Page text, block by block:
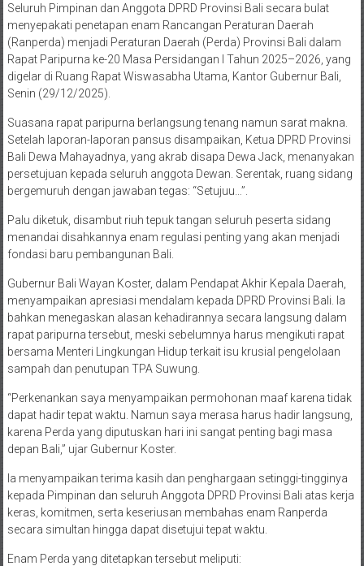
Seluruh Pimpinan dan Anggota DPRD Provinsi Bali secara bulat
menyepakati penetapan enam Rancangan Peraturan Daerah
(Ranperda) menjadi Peraturan Daerah (Perda) Provinsi Bali dalam
Rapat Paripurna ke-20 Masa Persidangan I Tahun 2025–2026, yang
digelar di Ruang Rapat Wiswasabha Utama, Kantor Gubernur Bali,
Senin (29/12/2025).
Suasana rapat paripurna berlangsung tenang namun sarat makna.
Setelah laporan-laporan pansus disampaikan, Ketua DPRD Provinsi
Bali Dewa Mahayadnya, yang akrab disapa Dewa Jack, menanyakan
persetujuan kepada seluruh anggota Dewan. Serentak, ruang sidang
bergemuruh dengan jawaban tegas: “Setujuu…”.
Palu diketuk, disambut riuh tepuk tangan seluruh peserta sidang
menandai disahkannya enam regulasi penting yang akan menjadi
fondasi baru pembangunan Bali.
Gubernur Bali Wayan Koster, dalam Pendapat Akhir Kepala Daerah,
menyampaikan apresiasi mendalam kepada DPRD Provinsi Bali. Ia
bahkan menegaskan alasan kehadirannya secara langsung dalam
rapat paripurna tersebut, meski sebelumnya harus mengikuti rapat
bersama Menteri Lingkungan Hidup terkait isu krusial pengelolaan
sampah dan penutupan TPA Suwung.
“Perkenankan saya menyampaikan permohonan maaf karena tidak
dapat hadir tepat waktu. Namun saya merasa harus hadir langsung,
karena Perda yang diputuskan hari ini sangat penting bagi masa
depan Bali,” ujar Gubernur Koster.
Ia menyampaikan terima kasih dan penghargaan setinggi-tingginya
kepada Pimpinan dan seluruh Anggota DPRD Provinsi Bali atas kerja
keras, komitmen, serta keseriusan membahas enam Ranperda
secara simultan hingga dapat disetujui tepat waktu.
Enam Perda yang ditetapkan tersebut meliputi: